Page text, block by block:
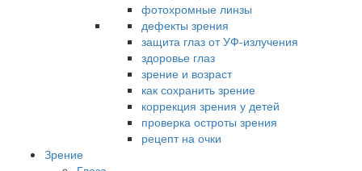
фотохромные линзы
дефекты зрения
защита глаз от УФ-излучения
здоровье глаз
зрение и возраст
как сохранить зрение
коррекция зрения у детей
проверка остроты зрения
рецепт на очки
Зрение